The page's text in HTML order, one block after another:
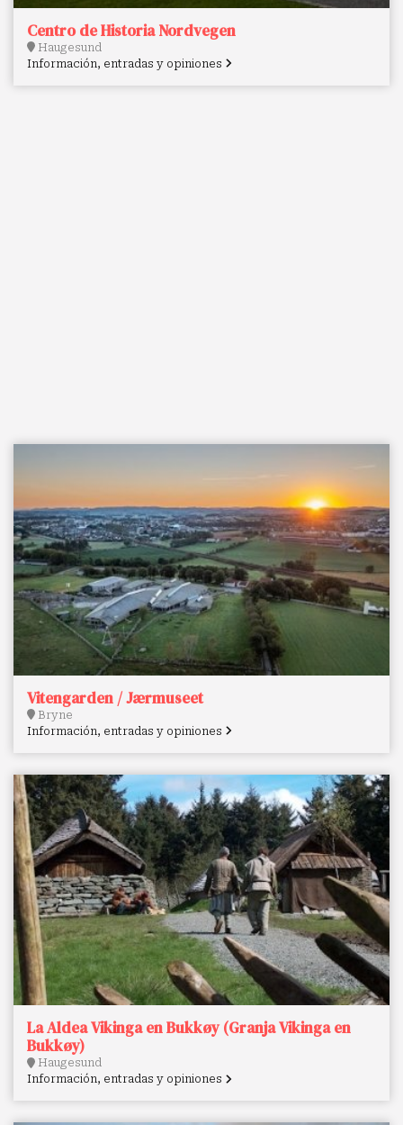
Centro de Historia Nordvegen
Haugesund
Información, entradas y opiniones
Vitengarden / Jærmuseet
Bryne
Información, entradas y opiniones
La Aldea Vikinga en Bukkøy (Granja Vikinga en
Bukkøy)
Haugesund
Información, entradas y opiniones